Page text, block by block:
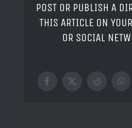
POST OR PUBLISH A
THIS ARTICLE ON
OR SOCIAL
Facebook
X Reddit